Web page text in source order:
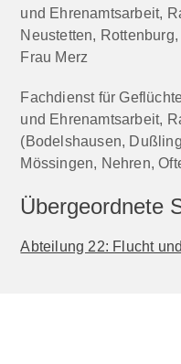
und Ehrenamtsarbeit,
Neustetten,
Frau Merz
Fachdienst für
und Ehrenamtsarbeit,
(Bodelshausen,
Mössingen, Nehren,
Übergeordnete
Abteilung 22: Flucht